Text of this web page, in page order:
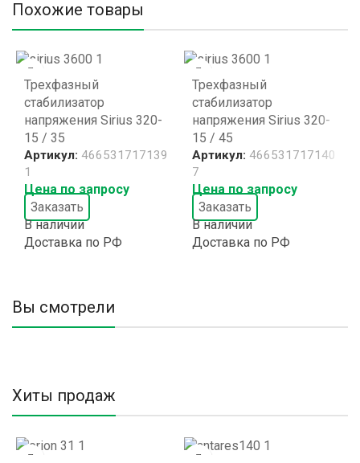
Похожие товары
Трехфазный
стабилизатор
напряжения Sirius 320-
15 / 35
Артикул: 466531717139
1
Цена по запросу
Заказать
В наличии
Доставка по РФ
Трехфазный
стабилизатор
напряжения Sirius 320-
15 / 45
Артикул: 466531717140
7
Цена по запросу
Заказать
В наличии
Доставка по РФ
Вы смотрели
Хиты продаж